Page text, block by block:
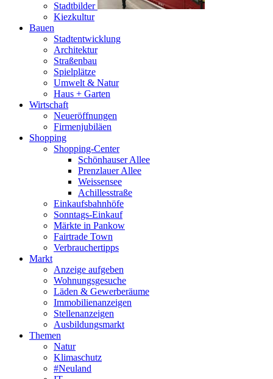
Stadtbilder
Kiezkultur
Bauen
Stadtentwicklung
Architektur
Straßenbau
Spielplätze
Umwelt & Natur
Haus + Garten
Wirtschaft
Neueröffnungen
Firmenjubiläen
Shopping
Shopping-Center
Schönhauser Allee
Prenzlauer Allee
Weissensee
Achillesstraße
Einkaufsbahnhöfe
Sonntags-Einkauf
Märkte in Pankow
Fairtrade Town
Verbrauchertipps
Markt
Anzeige aufgeben
Wohnungsgesuche
Läden & Gewerberäume
Immobilienanzeigen
Stellenanzeigen
Ausbildungsmarkt
Themen
Natur
Klimaschutz
#Neuland